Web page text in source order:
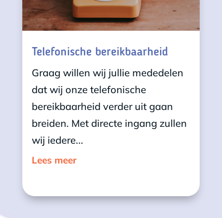
Telefonische bereikbaarheid
Graag willen wij jullie mededelen
dat wij onze telefonische
bereikbaarheid verder uit gaan
breiden. Met directe ingang zullen
wij iedere...
Lees meer